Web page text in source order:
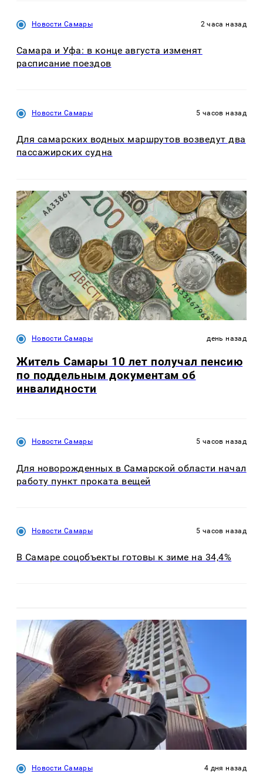
Новости Самары 2 часа назад
Самара и Уфа: в конце августа изменят
расписание поездов
Новости Самары 5 часов назад
Для самарских водных маршрутов возведут два
пассажирских судна
Новости Самары день назад
Житель Самары 10 лет получал пенсию
по поддельным документам об
инвалидности
Новости Самары 5 часов назад
Для новорожденных в Самарской области начал
работу пункт проката вещей
Новости Самары 5 часов назад
В Самаре соцобъекты готовы к зиме на 34,4%
Новости Самары 4 дня назад